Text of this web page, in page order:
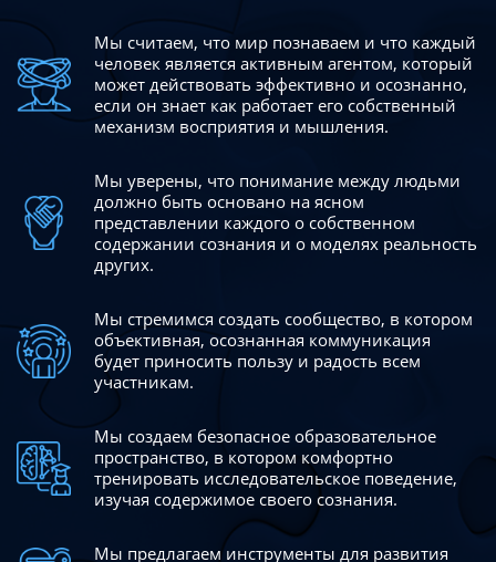
Мы считаем, что мир познаваем и что каждый
человек является активным агентом, который
может действовать эффективно и осознанно,
если он знает как работает его собственный
механизм восприятия и мышления.
Мы уверены, что понимание между людьми
должно быть основано на ясном
представлении каждого о собственном
содержании сознания и о моделях реальность
других.
Мы стремимся создать сообщество, в котором
объективная, осознанная коммуникация
будет приносить пользу и радость всем
участникам.
Мы создаем безопасное образовательное
пространство, в котором комфортно
тренировать исследовательское поведение,
изучая содержимое своего сознания.
Мы предлагаем инструменты для развития